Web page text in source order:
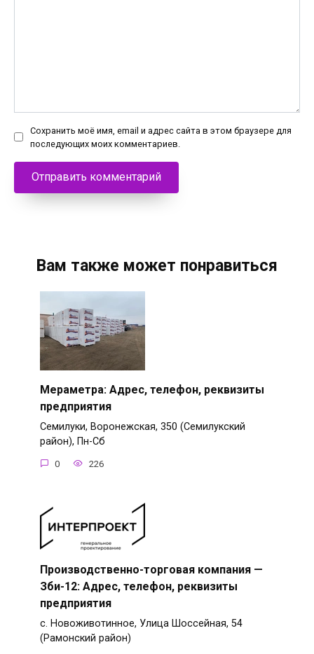
Сохранить моё имя, email и адрес сайта в этом браузере для
последующих моих комментариев.
Вам также может понравиться
Мераметра: Адрес, телефон, реквизиты
предприятия
Семилуки, Воронежская, 350 (Семилукский
район), Пн-Сб
0 226
Производственно-торговая компания —
Зби-12: Адрес, телефон, реквизиты
предприятия
с. Новоживотинное, Улица Шоссейная, 54
(Рамонский район)